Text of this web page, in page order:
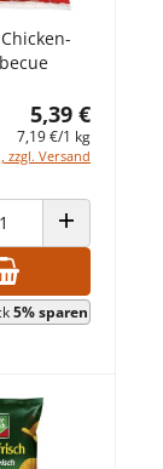
5,39 €
7,19 €/1 kg
zzgl. Versand
ANZAHL
5% sparen